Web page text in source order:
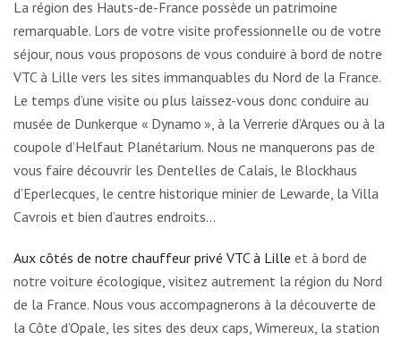
La région des Hauts-de-France possède un patrimoine
remarquable. Lors de votre visite professionnelle ou de votre
séjour, nous vous proposons de vous conduire à bord de notre
VTC à Lille vers les sites immanquables du Nord de la France.
Le temps d’une visite ou plus laissez-vous donc conduire au
musée de Dunkerque « Dynamo », à la Verrerie d’Arques ou à la
coupole d’Helfaut Planétarium. Nous ne manquerons pas de
vous faire découvrir les Dentelles de Calais, le Blockhaus
d’Eperlecques, le centre historique minier de Lewarde, la Villa
Cavrois et bien d’autres endroits…
Aux côtés de notre chauffeur privé VTC à Lille et à bord de
notre voiture écologique, visitez autrement la région du Nord
de la France. Nous vous accompagnerons à la découverte de
la Côte d’Opale, les sites des deux caps, Wimereux, la station